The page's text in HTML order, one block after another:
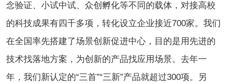
念验证、小试中试、众创孵化等不同的载体，对接高校
的科技成果有四千多项，转化设立企业接近700家。我们
在全国率先搭建了场景创新促进中心，目的是用先进的
技术找落地方案，为创新的产品找应用场景。去年一
年，我们新认定的“三首”“三新”产品就超过300项。另